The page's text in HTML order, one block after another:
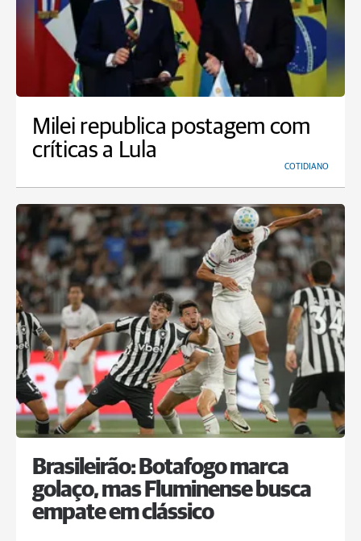
Milei republica postagem com
críticas a Lula
COTIDIANO
Brasileirão: Botafogo marca
golaço, mas Fluminense busca
empate em clássico